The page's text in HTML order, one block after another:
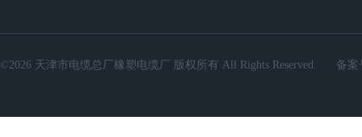
©2026 天津市电缆总厂橡塑电缆厂 版权所有 All Rights Reserved. 备案